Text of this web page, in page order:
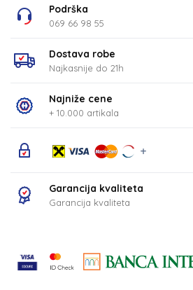
Podrška
069 66 98 55
Dostava robe
Najkasnije do 21h
Najniže cene
+ 10.000 artikala
Garancija kvaliteta
Garancija kvaliteta